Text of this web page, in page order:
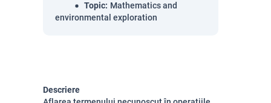
Topic: Mathematics and
environmental exploration
Descriere